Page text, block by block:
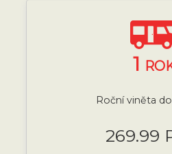
1
Roční viněta
269.99